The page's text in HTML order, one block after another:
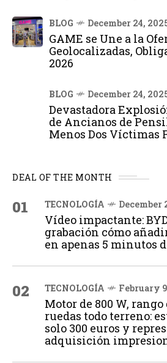
BLOG December 24,
GAME se Une a la
Geolocalizadas,
2026
BLOG December 24,
Devastadora
de Ancianos de
Menos Dos Víctimas
DEAL OF THE MONTH
01 TECNOLOGÍA December
Vídeo impactante:
grabación cómo
en apenas 5 minutos
02 TECNOLOGÍA February
Motor de 800 W,
ruedas todo terreno:
solo 300 euros y
adquisición